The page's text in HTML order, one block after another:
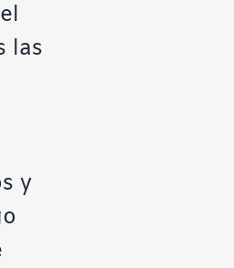
las
y